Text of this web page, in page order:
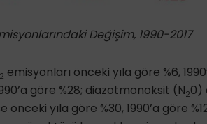
Değişim, 1990-2017
2 emisyonları önceki yıla göre %6,
göre %28; diazotmonoksit (N20)
önceki yıla göre %30, 1990’a göre